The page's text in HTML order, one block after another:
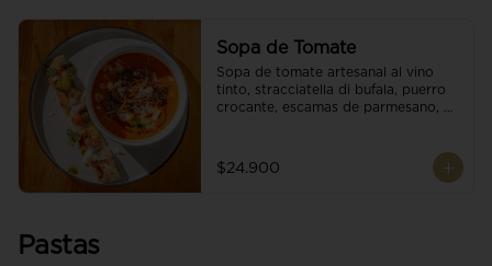
Sopa de Tomate
Sopa de tomate artesanal al vino
tinto, stracciatella di bufala, puerro
crocante, escamas de parmesano,
Acompañado de un tostón de pan
focaccia.
$24.900
Pastas